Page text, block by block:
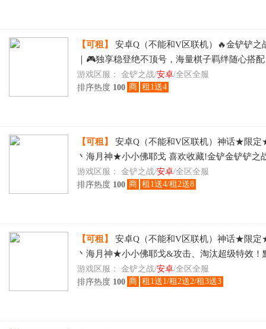
【可租】
安卓Q（不能和V区联机）🔥金铲铲之
｜🎮独享稳登绝不顶号，海量棋子羁绊随心搭
层出不穷，🎯博弈运营冲刺段位登顶，时租日
刻畅玩
游戏区服： 金铲之战/安卓/全区全服
排序热度 100 商 租1送4
【可租】
安卓Q（不能和V区联机）神话★限
丶海月神★小小佛耶戈 喜欢收藏!金铲金铲铲之
弈 喜欢收藏!神话★限定★月华之子丶海月神★
游戏区服： 金铲之战/安卓/全区全服
排序热度 100 商 租1送4/租2送8
【可租】
安卓Q（不能和V区联机）神话★限
丶海月神★小小佛耶戈&攻击、淘汰超级特效！
大区 喜欢收藏
游戏区服： 金铲之战/安卓/全区全服
排序热度 100 商 租1送1/租2送2/租3送3